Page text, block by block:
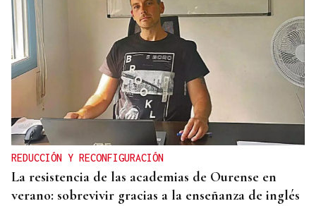
REDUCCIÓN Y RECONFIGURACIÓN
La resistencia de las academias de Ourense en
verano: sobrevivir gracias a la enseñanza de inglés